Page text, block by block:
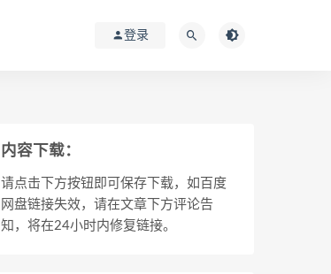
登录
内容下载：
请点击下方按钮即可保存下载，如百度
网盘链接失效，请在文章下方评论告
知，将在24小时内修复链接。